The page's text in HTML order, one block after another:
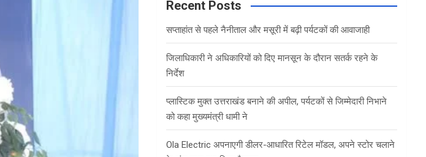
c
Recent Posts
सप्ताहांत से पहले नैनीताल और मसूरी में बढ़ी पर्यटकों की आवाजाही
जिलाधिकारी ने अधिकारियों को दिए मानसून के दौरान सतर्क रहने के
निर्देश
प्लास्टिक मुक्त उत्तराखंड बनाने की अपील, पर्यटकों से जिम्मेदारी निभाने
को कहा मुख्यमंत्री धामी ने
Ola Electric अपनाएगी डीलर-आधारित रिटेल मॉडल, अपने स्टोर चलाने